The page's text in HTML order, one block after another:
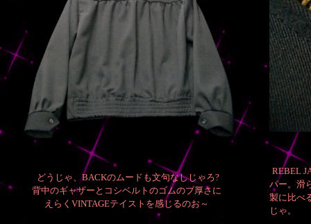
どうじゃ、BACKのムードも文句なしじゃろ?
背中のギャザーとコシベルトのゴムのブ厚さに
えらくVINTAGEテイストを感じるのお～
REBEL
パー。滑
製に比べ
じゃ。